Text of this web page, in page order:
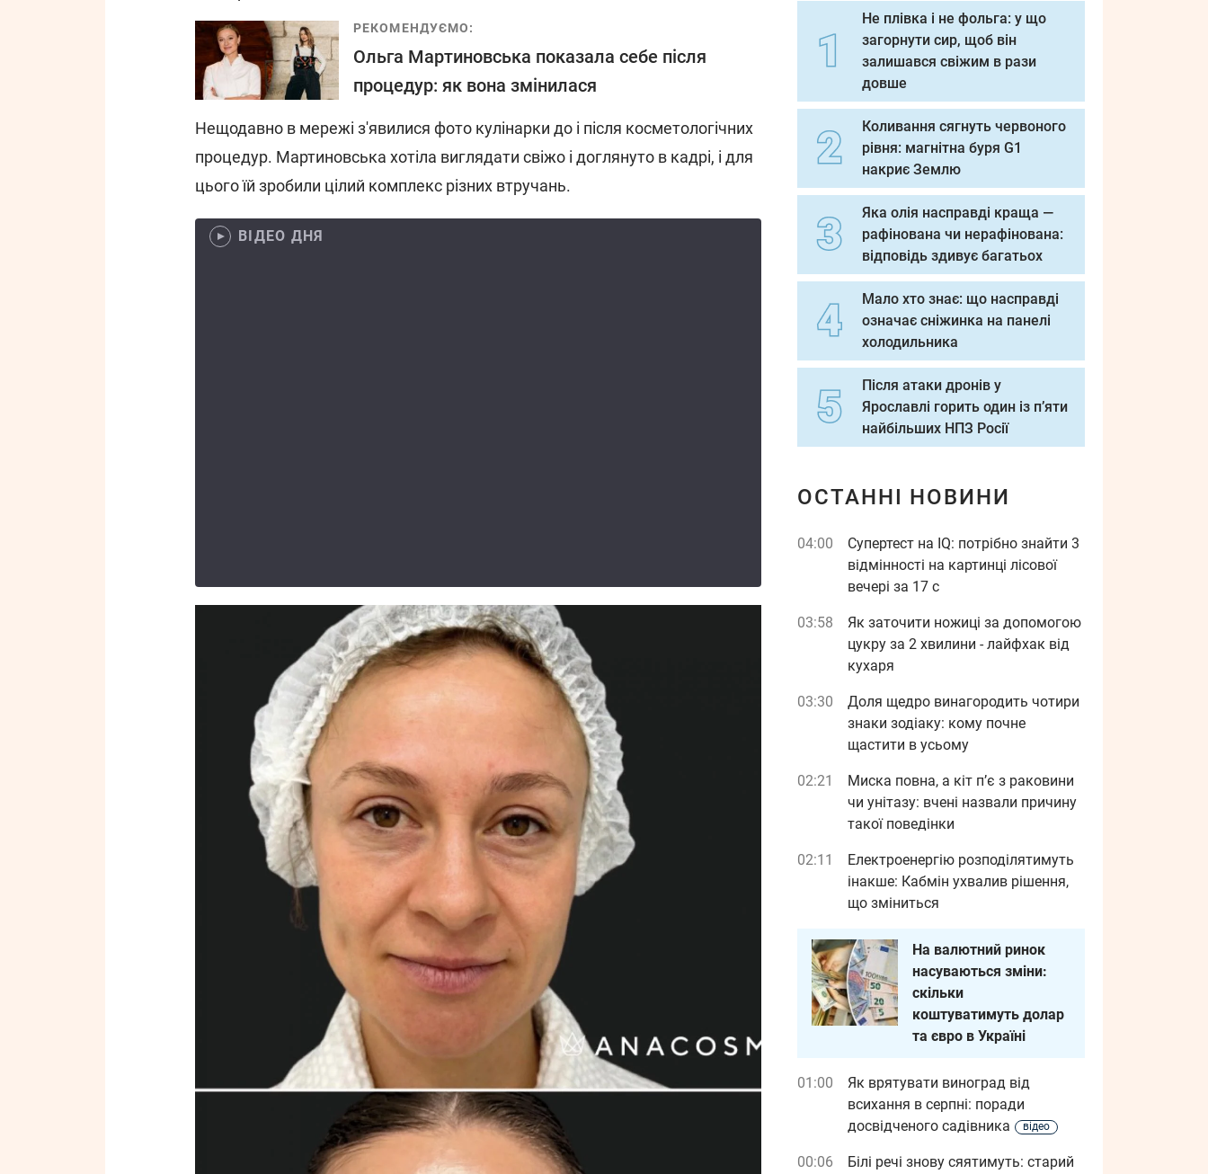
РЕКОМЕНДУЄМО:
Ольга Мартиновська показала себе після
процедур: як вона змінилася
Нещодавно в мережі з'явилися фото кулінарки до і після косметологічних
процедур. Мартиновська хотіла виглядати свіжо і доглянуто в кадрі, і для
цього їй зробили цілий комплекс різних втручань.
ВІДЕО ДНЯ
Не плівка і не фольга: у що
загорнути сир, щоб він
залишався свіжим в рази
довше
Коливання сягнуть червоного
рівня: магнітна буря G1
накриє Землю
Яка олія насправді краща —
рафінована чи нерафінована:
відповідь здивує багатьох
Мало хто знає: що насправді
означає сніжинка на панелі
холодильника
Після атаки дронів у
Ярославлі горить один із п’яти
найбільших НПЗ Росії
ОСТАННІ НОВИНИ
04:00
Супертест на IQ: потрібно знайти 3
відмінності на картинці лісової
вечері за 17 с
03:58
Як заточити ножиці за допомогою
цукру за 2 хвилини - лайфхак від
кухаря
03:30
Доля щедро винагородить чотири
знаки зодіаку: кому почне
щастити в усьому
02:21
Миска повна, а кіт п’є з раковини
чи унітазу: вчені назвали причину
такої поведінки
02:11
Електроенергію розподілятимуть
інакше: Кабмін ухвалив рішення,
що зміниться
На валютний ринок
насуваються зміни:
скільки
коштуватимуть долар
та євро в Україні
01:00
Як врятувати виноград від
всихання в серпні: поради
досвідченого садівника
відео
00:06 Білі речі знову сяятимуть: старий